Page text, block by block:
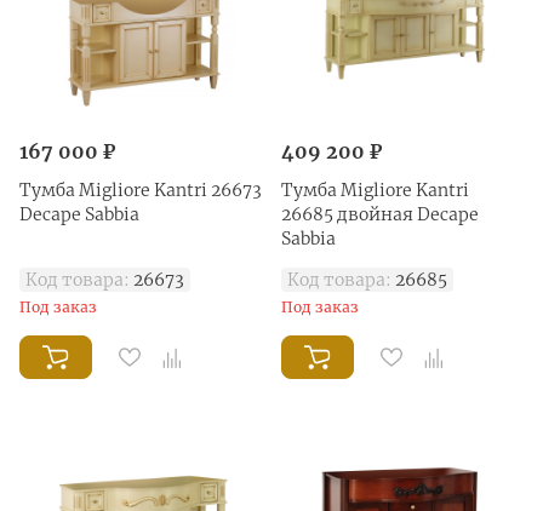
167 000 ₽
Тумба Migliore Kantri 26673
Decape Sabbia
Код товара: 26673
Под заказ
409 200 ₽
Тумба Migliore Kantri
26685 двойная Decape
Sabbia
Код товара: 26685
Под заказ